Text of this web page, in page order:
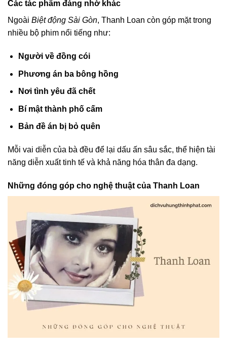
Các tác phẩm đáng nhớ khác
Ngoài Biệt động Sài Gòn, Thanh Loan còn góp mặt trong
nhiều bộ phim nổi tiếng như:
Người về đồng cói
Phương án ba bông hồng
Nơi tình yêu đã chết
Bí mật thành phố cấm
Bản đề án bị bỏ quên
Mỗi vai diễn của bà đều để lại dấu ấn sâu sắc, thể hiện tài
năng diễn xuất tinh tế và khả năng hóa thân đa dạng.
Những đóng góp cho nghệ thuật của Thanh Loan